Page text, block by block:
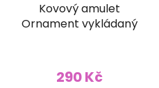
Kovový amulet
Ornament vykládaný
290 Kč